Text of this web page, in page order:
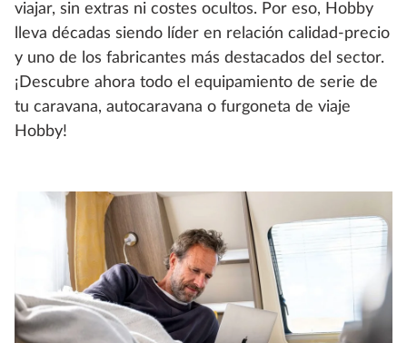
viajar, sin extras ni costes ocultos. Por eso, Hobby
lleva décadas siendo líder en relación calidad-precio
y uno de los fabricantes más destacados del sector.
¡Descubre ahora todo el equipamiento de serie de
tu caravana, autocaravana o furgoneta de viaje
Hobby!